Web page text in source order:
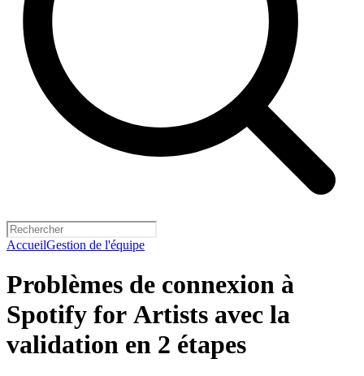
AccueilGestion de l'équipe
Problèmes de connexion à
Spotify for Artists avec la
validation en 2 étapes